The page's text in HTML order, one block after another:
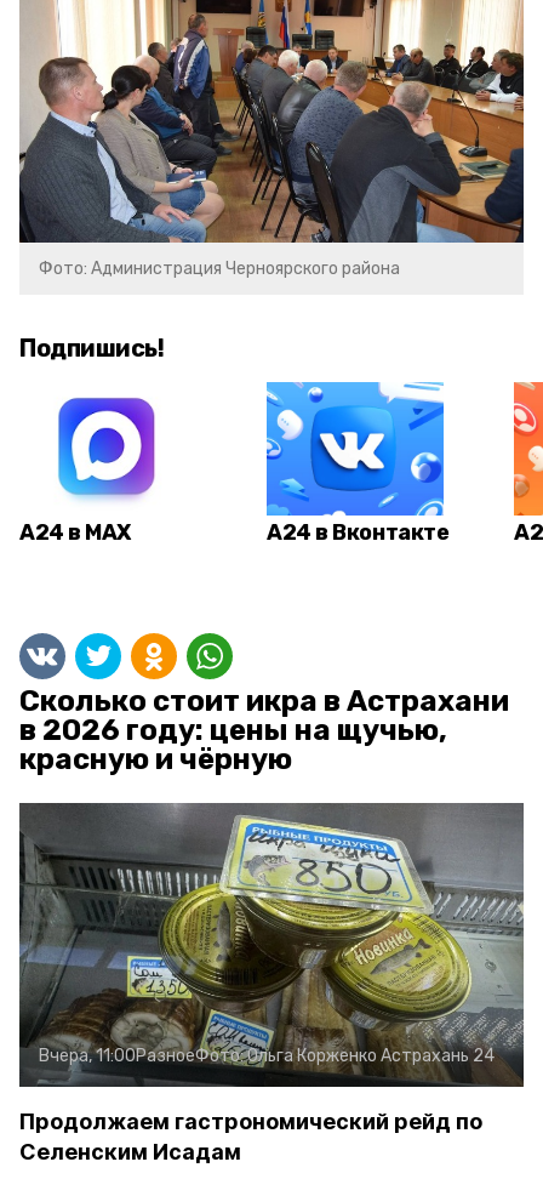
Фото: Администрация Черноярского района
Подпишись!
А24 в MAX А24 в Вконтакте
Сколько стоит икра в Астрахани
в 2026 году: цены на щучью,
красную и чёрную
Вчера, 11:00РазноеФото:Ольга Корженко Астрахань 24
Продолжаем гастрономический рейд по
Селенским Исадам